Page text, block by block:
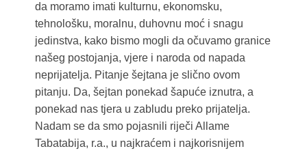
da moramo imati kulturnu, ekonomsku,
tehnološku, moralnu, duhovnu moć i snagu
jedinstva, kako bismo mogli da očuvamo granice
našeg postojanja, vjere i naroda od napada
neprijatelja. Pitanje šejtana je slično ovom
pitanju. Da, šejtan ponekad šapuće iznutra, a
ponekad nas tjera u zabludu preko prijatelja.
Nadam se da smo pojasnili riječi Allame
Tabatabija, r.a., u najkraćem i najkorisnijem